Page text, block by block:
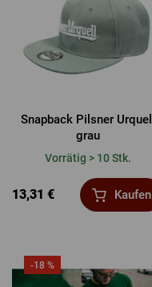
Snapback Pilsner Urquell
grau
Vorrätig > 10 Stk.
13,31 € Kaufen
-18 %